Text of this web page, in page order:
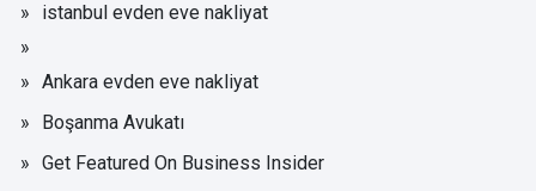
istanbul evden eve nakliyat
Ankara evden eve nakliyat
Boşanma Avukatı
Get Featured On Business Insider